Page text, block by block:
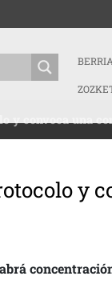
y convoca una
y
MOVIMIENTO